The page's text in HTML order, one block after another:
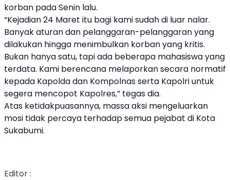
korban pada Senin lalu.
“Kejadian 24 Maret itu bagi kami sudah di luar nalar.
Banyak aturan dan pelanggaran-pelanggaran yang
dilakukan hingga menimbulkan korban yang kritis.
Bukan hanya satu, tapi ada beberapa mahasiswa yang
terdata. Kami berencana melaporkan secara normatif
kepada Kapolda dan Kompolnas serta Kapolri untuk
segera mencopot Kapolres,” tegas dia.
Atas ketidakpuasannya, massa aksi mengeluarkan
mosi tidak percaya terhadap semua pejabat di Kota
Sukabumi.
Editor :